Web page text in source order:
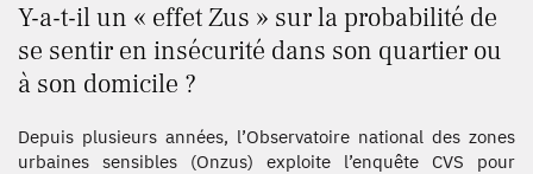
Y-a-t-il un « effet Zus » sur la probabilité de
se sentir en insécurité dans son quartier ou
à son domicile ?
Depuis plusieurs années, l’Observatoire national des zones
urbaines sensibles (Onzus) exploite l’enquête CVS pour